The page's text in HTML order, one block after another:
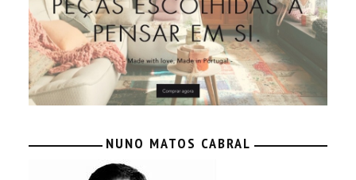
NUNO MATOS CABRAL